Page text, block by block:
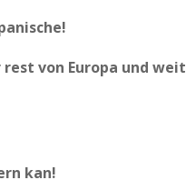
von Europa und
kan!